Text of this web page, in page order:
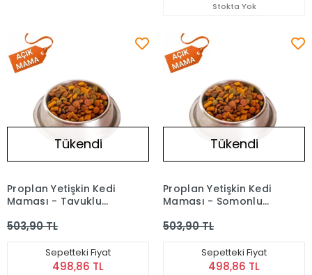
Stokta Yok
Tükendi
Proplan Yetişkin Kedi
Maması - Tavuklu
503,90 TL
Sepetteki Fiyat
498,86 TL
Tükendi
Proplan Yetişkin Kedi
Maması - Somonlu
503,90 TL
Sepetteki Fiyat
498,86 TL